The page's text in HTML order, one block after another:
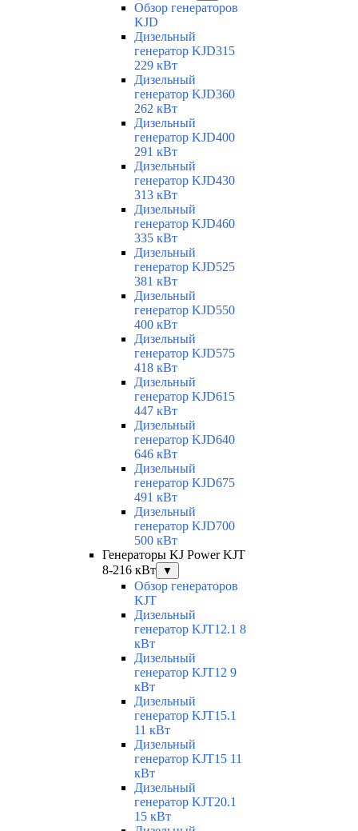
Обзор генераторов
KJD
Дизельный
генератор KJD315
229 кВт
Дизельный
генератор KJD360
262 кВт
Дизельный
генератор KJD400
291 кВт
Дизельный
генератор KJD430
313 кВт
Дизельный
генератор KJD460
335 кВт
Дизельный
генератор KJD525
381 кВт
Дизельный
генератор KJD550
400 кВт
Дизельный
генератор KJD575
418 кВт
Дизельный
генератор KJD615
447 кВт
Дизельный
генератор KJD640
646 кВт
Дизельный
генератор KJD675
491 кВт
Дизельный
генератор KJD700
500 кВт
Генераторы KJ Power KJT
8-216 кВт
▼
Обзор генераторов
KJT
Дизельный
генератор KJT12.1 8
кВт
Дизельный
генератор KJT12 9
кВт
Дизельный
генератор KJT15.1
11 кВт
Дизельный
генератор KJT15 11
кВт
Дизельный
генератор KJT20.1
15 кВт